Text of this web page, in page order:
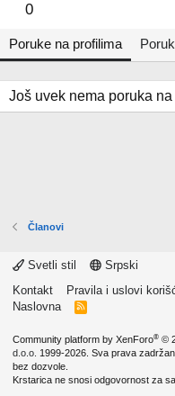
0
Poruke na profilima
Još uvek nema poruka
Članovi
Svetli stil
Srpski
Kontakt
Pravila i uslovi
Naslovna
R
Community platform by XenForo® ©
d.o.o. 1999-2026. Sva prava
bez dozvole.
Krstarica ne snosi odgovornost za